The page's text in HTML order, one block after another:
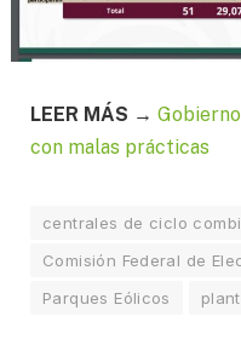
LEER MÁS →
con malas prácticas
centrales de ciclo
Comisión Federal de
Parques Eólicos